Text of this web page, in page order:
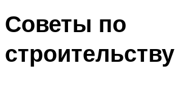
Советы по
строительству